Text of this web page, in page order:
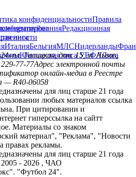
конфиденциальностиПравила
Редакционная
telegramviber
лига
ИталияБельгияМЛСНидерланды
Юношеская лига УЕФАЛига
пл. Галицкая, дом. 15, м. Львов,
77-77Адрес электронной почты
онлайн-медиа в Реестре
— R40-06058
для лиц старше 21 года
любых материалов ссылка
При цитировании и
гиперссылка на сайтт
Материалы со знаком
материал", "Реклама", "Новости
правах рекламы.
для лиц старше 21 года
- 2026 , ЧАО
"Футбол 24".